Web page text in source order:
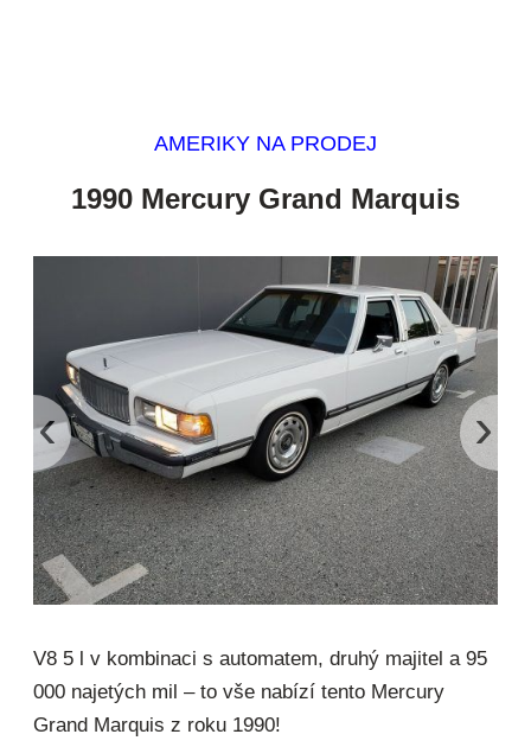
AMERIKY NA PRODEJ
1990 Mercury Grand Marquis
‹ ›
V8 5 l v kombinaci s automatem, druhý majitel a 95
000 najetých mil – to vše nabízí tento Mercury
Grand Marquis z roku 1990!